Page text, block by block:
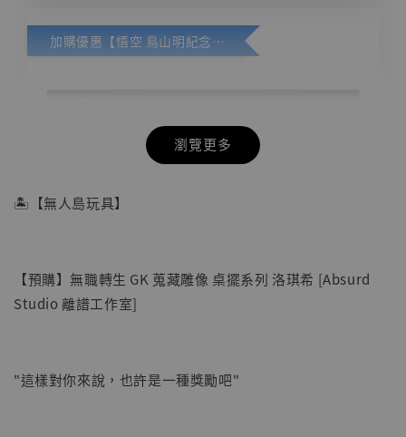
加購優惠【悟空 鳥山明紀念款 [奇蹟工作室]】
瀏覽更多
🏝【無人島玩具】
【預購】無職轉生 GK 蒐藏雕像 桌擺系列 洛琪希 [Absurd
Studio 離譜工作室]
"這樣對你來說，也許是一種獎勵吧"